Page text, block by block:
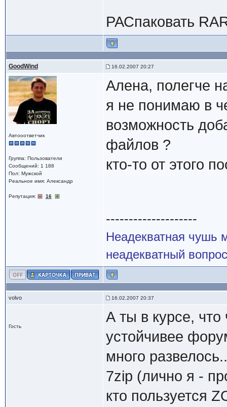
РАСпаковать
GoodWind 16.02.2007 20:27
Автооответчик
Группа: Пользователи
Сообщений: 1 188
Пол: Мужской
Реальное имя: Александр
Репутация: 16
Алена, полегче
я не понимаю в
возможность
файлов ?
кто-то от этого
--------------------
Неадекватная чушь
неадекватный
volvo 16.02.2007 20:37
Гость
А ты в курсе,
устойчивее
много
7zip (лично я -
кто пользуется